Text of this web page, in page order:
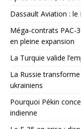
Dassault Aviation :
Méga-contrats PAC-
en pleine expansion
La Turquie valide
La Russie
ukrainiens
Pourquoi Pékin
indienne